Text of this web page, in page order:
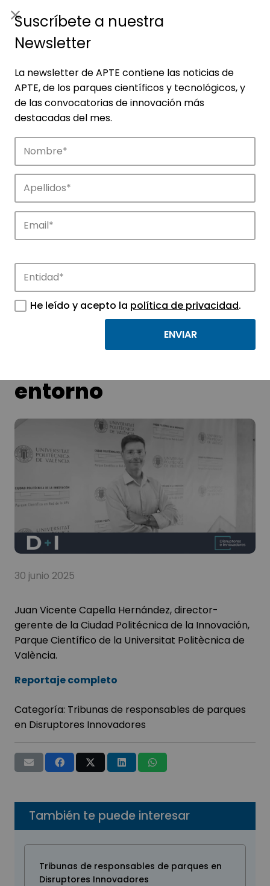
Noticias
Conoce las noticias más destacadas de
APTE y sus parques científicos y
Ecosistemas de
innovación que
entorno
30 junio 2025
Juan Vicente Capella Hernández, director-
gerente de la Ciudad Politécnica de la Innovación,
Parque Científico de la Universitat Politècnica de
València.
Reportaje completo
Categoría: Tribunas de responsables de parques
en Disruptores Innovadores
También te puede interesar
Tribunas de responsables de parques en
Disruptores Innovadores
Suscríbete a nuestra
Newsletter
La newsletter de APTE contiene las noticias de
APTE, de los parques científicos y tecnológicos, y
de las convocatorias de innovación más
destacadas del mes.
He leído y acepto la política de privacidad.